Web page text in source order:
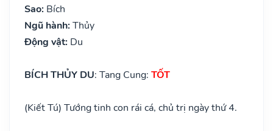
Sao: Bích
Ngũ hành: Thủy
Động vật: Du
BÍCH THỦY DU: Tang Cung: TỐT
(Kiết Tú) Tướng tinh con rái cá, chủ trị ngày thứ 4.